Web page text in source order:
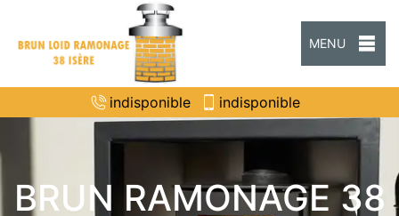
MENU
indisponible indisponible
BRUN RAMONAGE 38